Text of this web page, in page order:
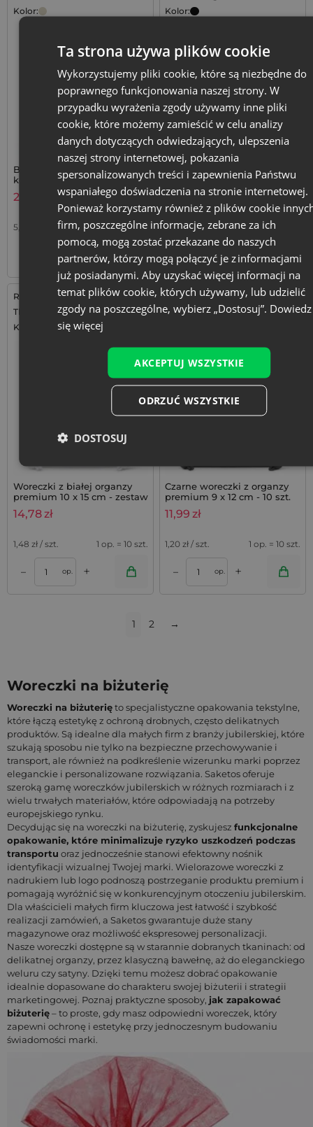
Kolor:
Bawełniany woreczek z
kontrastującym sznurkiem
8x10 cm - naturalne
opakowanie premium 300g
24,99
5,00 zł / szt. 1 op. = 5 szt.
op. +
Kolor:
Czarne woreczki z organzy
premium 10 x 15 cm - 10 szt.
14,78 zł
1,48 zł / szt. 1 op. = 10 szt.
– op. +
Rozmiar: 10x15 cm
Tkanina: Organza
Kolor:
Woreczki z białej organzy
premium 10 x 15 cm - zestaw
10 szt.
14,78zł
1,48 zł / szt. 1 op. = 10 szt.
– op. +
Rozmiar: 9x12 cm
Tkanina: Organza
Czarne woreczki z organzy
premium 9 x 12 cm - 10 szt.
11,99 zł
1,20 zł / szt. 1 op. = 10 szt.
– op. +
1 2 →
Woreczki na biżuterię
Woreczki na biżuterięto specjalistyczne opakowania tekstylne,
które łączą estetykę z ochroną drobnych, często delikatnych
produktów. Są idealne dla małych firm z branży jubilerskiej, które
szukają sposobu nie tylko na bezpieczne przechowywanie i
transport, ale również na podkreślenie wizerunku marki poprzez
eleganckie i personalizowane rozwiązania. Saketos oferuje
szeroką gamę woreczków jubilerskich w różnych rozmiarach i z
wielu trwałych materiałów, które odpowiadają na potrzeby
europejskiego rynku.
Decydując się na woreczki na biżuterię, zyskujesz funkcjonalne
opakowanie, które minimalizuje ryzyko uszkodzeń podczas
transportu oraz jednocześnie stanowi efektowny nośnik
identyfikacji wizualnej Twojej marki. Wielorazowe woreczki z
nadrukiem lub logo podnoszą postrzeganie produktu premium i
pomagają wyróżnić się w konkurencyjnym otoczeniu jubilerskim.
Dla właścicieli małych firm kluczowa jest łatwość i szybkość
realizacji zamówień, a Saketos gwarantuje duże stany
magazynowe oraz możliwość ekspresowej personalizacji.
Nasze woreczki dostępne są w starannie dobranych tkaninach: od
delikatnej organzy, przez klasyczną bawełnę, aż do eleganckiego
weluru czy satyny. Dzięki temu możesz dobrać opakowanie
idealnie dopasowane do charakteru swojej biżuterii i strategii
marketingowej. Poznaj praktyczne sposoby, jak zapakować
biżuterię– to proste, gdy masz odpowiedni woreczek, który
zapewni ochronę i estetykę przy jednoczesnym budowaniu
świadomości marki.
Ta strona używa plików cookie
Wykorzystujemy pliki cookie, które są niezbędne do
poprawnego funkcjonowania naszej strony. W
przypadku wyrażenia zgody używamy inne pliki
cookie, które możemy zamieścić w celu analizy
danych dotyczących odwiedzających, ulepszenia
naszej strony internetowej, pokazania
spersonalizowanych treści i zapewnienia Państwu
wspaniałego doświadczenia na stronie internetowej.
Ponieważ korzystamy również z plików cookie
firm, poszczególne informacje, zebrane za ich
pomocą, mogą zostać przekazane do naszych
partnerów, którzy mogą połączyć je z informacjami
już posiadanymi. Aby uzyskać więcej informacji na
temat plików cookie, których używamy, lub udzielić
zgody na poszczególne, wybierz „Dostosuj”. Dowiedz
się więcej
AKCEPTUJ WSZYSTKIE
ODRZUĆ WSZYSTKIE
DOSTOSUJ